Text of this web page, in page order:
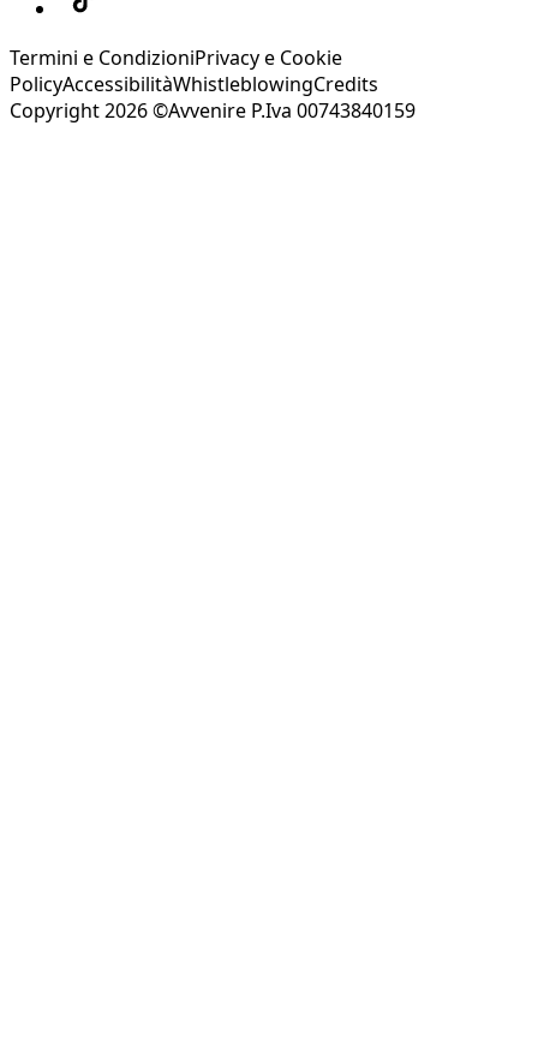
Termini e CondizioniPrivacy e Cookie
PolicyAccessibilitàWhistleblowingCredits
Copyright 2026 ©Avvenire P.Iva 00743840159